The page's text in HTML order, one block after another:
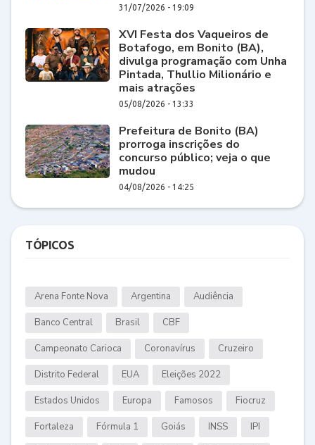
31/07/2026 - 19:09
XVI Festa dos Vaqueiros de
Botafogo, em Bonito (BA),
divulga programação com Unha
Pintada, Thullio Milionário e
mais atrações
05/08/2026 - 13:33
Prefeitura de Bonito (BA)
prorroga inscrições do
concurso público; veja o que
mudou
04/08/2026 - 14:25
TÓPICOS
Arena Fonte Nova Argentina Audiência
Banco Central Brasil CBF
Campeonato Carioca Coronavírus Cruzeiro
Distrito Federal EUA Eleições 2022
Estados Unidos Europa Famosos Fiocruz
Fortaleza Fórmula 1 Goiás INSS IPI